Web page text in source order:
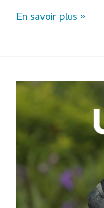
En savoir plus »
5
informations
clés
les
lunettes
de
sport
pour